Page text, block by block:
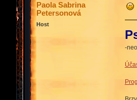
Paola Sabrina
Petersonová
Host
-